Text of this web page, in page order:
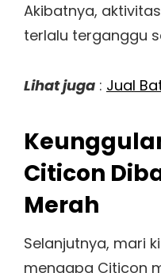
Akibatnya,
terlalu terganggu
Lihat juga : Jual
Citicon
Merah
Selanjutnya, mari
mengapa Citicon